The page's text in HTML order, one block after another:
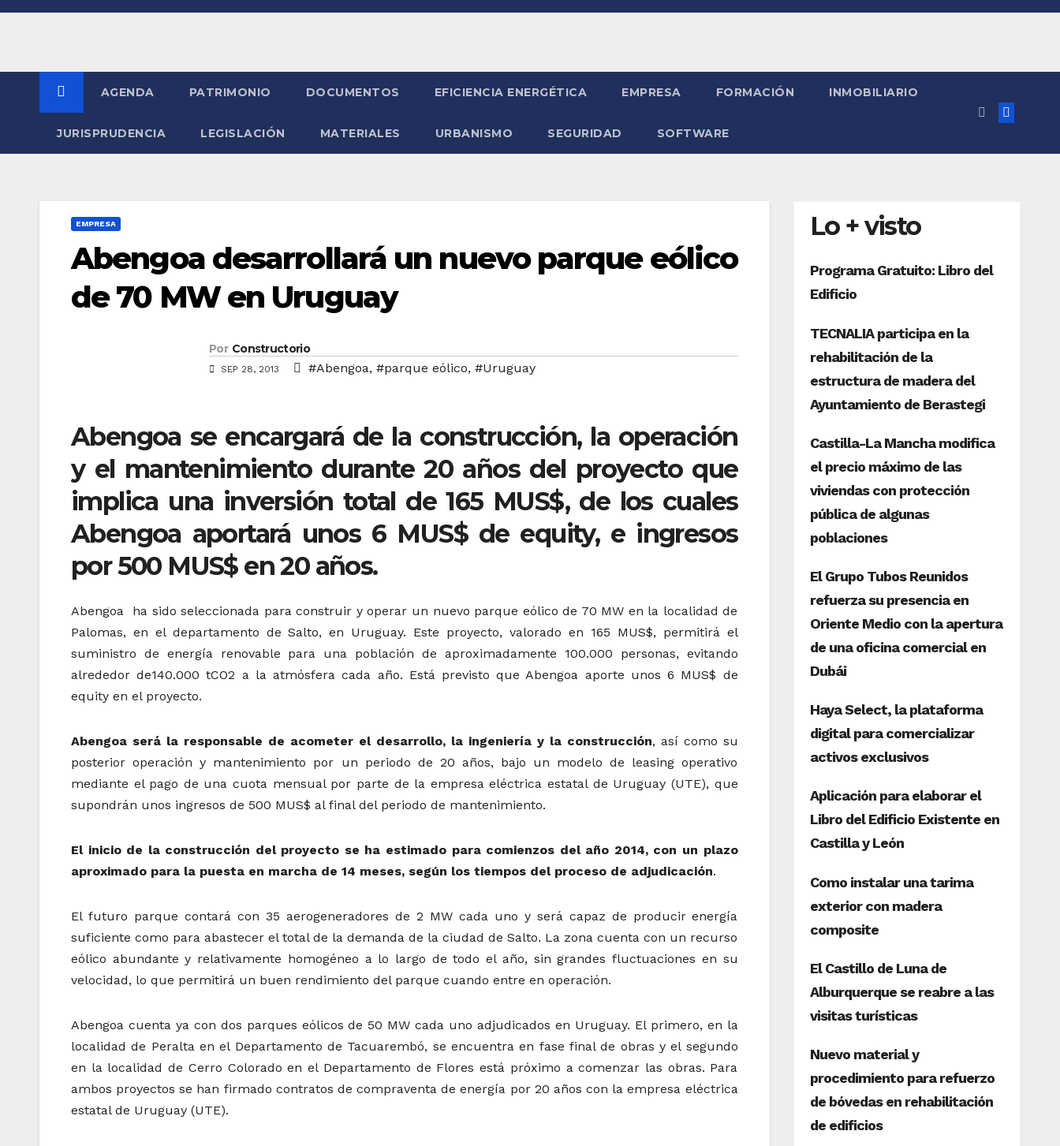
Saltar
AGENDA PATRIMONIO DOCUMENTOS EFICIENCIA ENERGÉTICA EMPRESA FORMACIÓN INMOBILIARIO
JURISPRUDENCIA LEGISLACIÓN MATERIALES URBANISMO SEGURIDAD SOFTWARE
EMPRESA
Abengoa desarrollará un nuevo parque eólico
de 70 MW en Uruguay
Por Constructorio
SEP 28, 2013 #Abengoa, #parque eólico, #Uruguay
Abengoa se encargará de la construcción, la operación
y el mantenimiento durante 20 años del proyecto que
implica una inversión total de 165 MUS$, de los cuales
Abengoa aportará unos 6 MUS$ de equity, e ingresos
por 500 MUS$ en 20 años.
Abengoa ha sido seleccionada para construir y operar un nuevo parque eólico de 70 MW en la localidad de
Palomas, en el departamento de Salto, en Uruguay. Este proyecto, valorado en 165 MUS$, permitirá el
suministro de energía renovable para una población de aproximadamente 100.000 personas, evitando
alrededor de140.000 tCO2 a la atmósfera cada año. Está previsto que Abengoa aporte unos 6 MUS$ de
equity en el proyecto.
Abengoa será la responsable de acometer el desarrollo, la ingeniería y la construcción, así como su
posterior operación y mantenimiento por un periodo de 20 años, bajo un modelo de leasing operativo
mediante el pago de una cuota mensual por parte de la empresa eléctrica estatal de Uruguay (UTE), que
supondrán unos ingresos de 500 MUS$ al final del periodo de mantenimiento.
El inicio de la construcción del proyecto se ha estimado para comienzos del año 2014, con un plazo
aproximado para la puesta en marcha de 14 meses, según los tiempos del proceso de adjudicación.
El futuro parque contará con 35 aerogeneradores de 2 MW cada uno y será capaz de producir energía
suficiente como para abastecer el total de la demanda de la ciudad de Salto. La zona cuenta con un recurso
eólico abundante y relativamente homogéneo a lo largo de todo el año, sin grandes fluctuaciones en su
velocidad, lo que permitirá un buen rendimiento del parque cuando entre en operación.
Abengoa cuenta ya con dos parques eólicos de 50 MW cada uno adjudicados en Uruguay. El primero, en la
localidad de Peralta en el Departamento de Tacuarembó, se encuentra en fase final de obras y el segundo
en la localidad de Cerro Colorado en el Departamento de Flores está próximo a comenzar las obras. Para
ambos proyectos se han firmado contratos de compraventa de energía por 20 años con la empresa eléctrica
estatal de Uruguay (UTE).
Lo + visto